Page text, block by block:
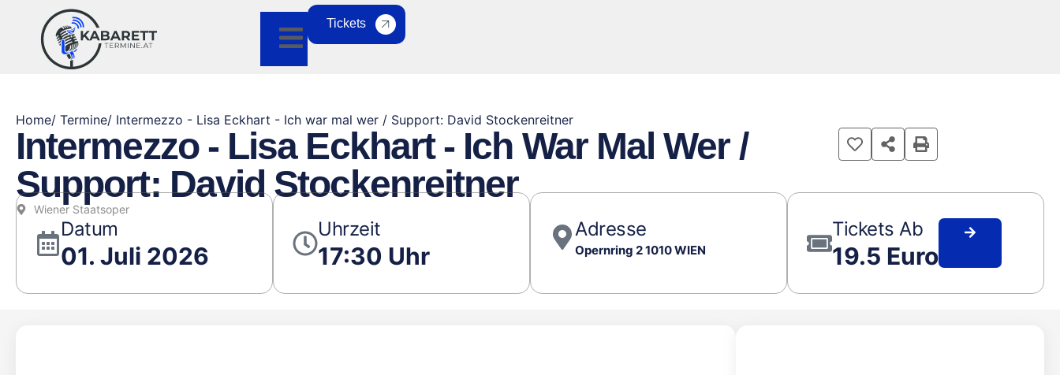
Tickets
Home/ Termine/ Intermezzo - Lisa Eckhart - Ich war mal wer / Support: David Stockenreitner
Intermezzo - Lisa Eckhart - Ich War Mal Wer /
Support: David Stockenreitner
Wiener Staatsoper
Datum
01. Juli 2026
Uhrzeit
17:30 Uhr
Adresse
Opernring 2 1010 WIEN
Tickets Ab
19.5 Euro